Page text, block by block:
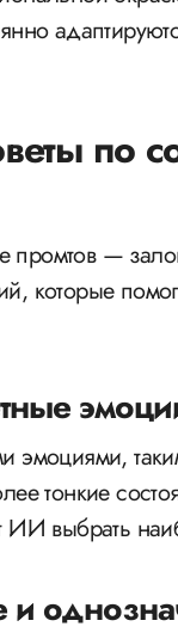
по
—
которые
эмоциями,
тонкие
ИИ выбрать
и